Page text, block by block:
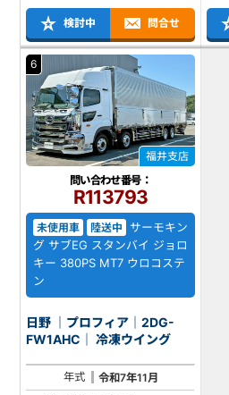
検討中 問合せ
6
福井支店
問い合わせ番号：
R113793
未使用車 陸送中
サーモキン
グ サブEG スタンバイ ジョロ
キー 380PS MT7 ウロコステ
ン
日野 ｜プロフィア｜2DG-
FW1AHC｜ 冷凍ウイング
年式
令和7年11月